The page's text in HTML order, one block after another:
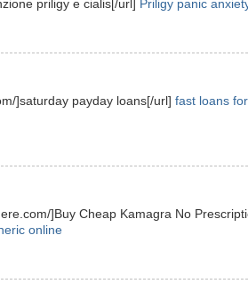
priligy e cialis[/url] Priligy panic
]saturday payday loans[/url] fast loans
]Buy Cheap Kamagra No
online